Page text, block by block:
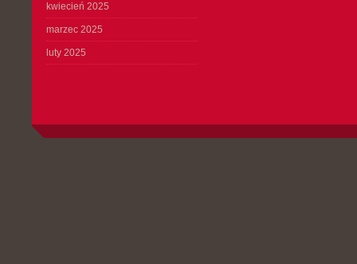
kwiecień 2025
marzec 2025
luty 2025